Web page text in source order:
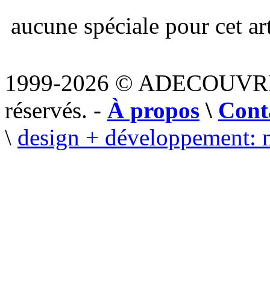
aucune spéciale pour cet
1999-2026 ©
réservés. - À propos \
\ design + développement: